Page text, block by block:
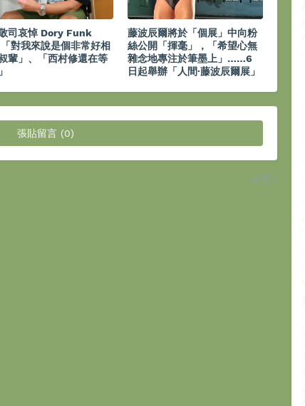
司哀悼 Dory Funk
對我來說是個非常好相
輩」、「西村修還在等
藤波辰爾將於「個展」中向粉
絲公開「揮毫」，「希望心無
雜念地專注於筆墨上」……6
日起舉辦「人間·藤波辰爾展」
張貼留言 (0)
較舊